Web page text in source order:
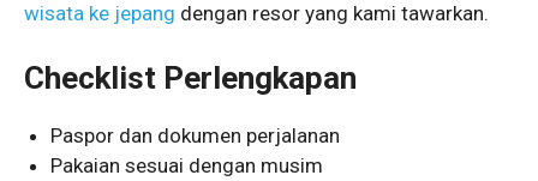
wisata ke jepang dengan resor yang kami tawarkan.
Checklist Perlengkapan
Paspor dan dokumen perjalanan
Pakaian sesuai dengan musim